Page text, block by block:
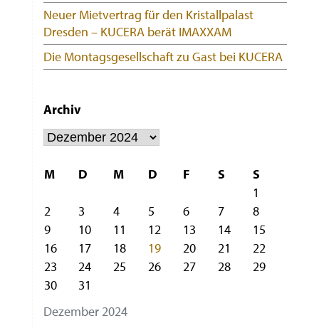
Neuer Mietvertrag für den Kristallpalast
Dresden – KUCERA berät IMAXXAM
Die Montagsgesellschaft zu Gast bei KUCERA
Archiv
Archiv
Dezember 2024
M D M D F S
S
1
2
3 4 5 6 7
8
9
10 11 12 13 14
15
16
17 18 19 20 21
22
23
24 25 26 27 28
29
30
31